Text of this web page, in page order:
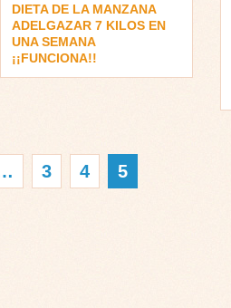
DIETA DE LA MANZANA
ADELGAZAR 7 KILOS EN
UNA SEMANA
¡¡FUNCIONA!!
3 4 5